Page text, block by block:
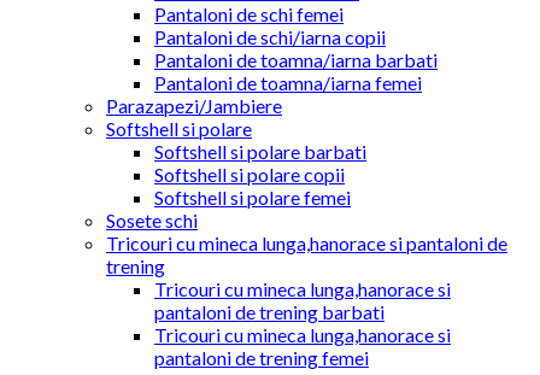
Pantaloni de schi femei
Pantaloni de schi/iarna copii
Pantaloni de toamna/iarna barbati
Pantaloni de toamna/iarna femei
Parazapezi/Jambiere
Softshell si polare
Softshell si polare barbati
Softshell si polare copii
Softshell si polare femei
Sosete schi
Tricouri cu mineca lunga,hanorace si pantaloni de
trening
Tricouri cu mineca lunga,hanorace si
pantaloni de trening barbati
Tricouri cu mineca lunga,hanorace si
pantaloni de trening femei